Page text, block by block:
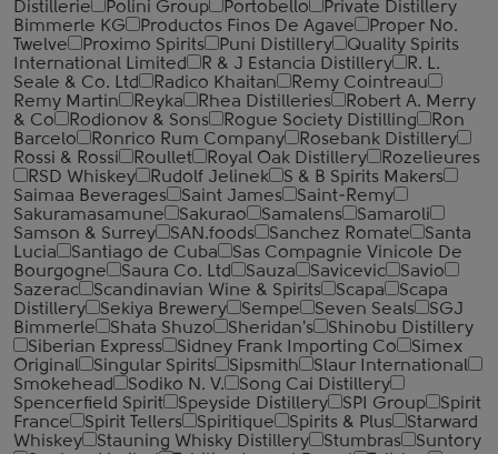
Distillerie
Polini Group Portobello
Private Distillery
Bimmerle KG
Productos Finos De Agave
Proper No.
Twelve
Proximo Spirits Puni Distillery
Quality Spirits
International Limited
R & J Estancia Distillery
R. L.
Seale & Co. Ltd
Radico Khaitan
Remy Cointreau
Remy Martin
Reyka Rhea Distilleries
Robert A. Merry
& Co
Rodionov & Sons Rogue Society Distilling
Ron
Barcelo
Ronrico Rum Company
Rosebank Distillery
Rossi & Rossi
Roullet Royal Oak Distillery
Rozelieures
RSD Whiskey
Rudolf Jelinek
S & B Spirits Makers
Saimaa Beverages
Saint James
Saint-Remy
Sakuramasamune
Sakurao Samalens
Samaroli
Samson & Surrey
SAN.foods Sanchez Romate
Santa
Lucia
Santiago de Cuba
Sas Compagnie Vinicole De
Bourgogne
Saura Co. Ltd Sauza Savicevic
Savio
Sazerac
Scandinavian Wine & Spirits Scapa
Scapa
Distillery
Sekiya Brewery Sempe Seven Seals
SGJ
Bimmerle
Shata Shuzo Sheridan's
Shinobu Distillery
Siberian Express
Sidney Frank Importing Co
Simex
Original
Singular Spirits Sipsmith
Slaur International
Smokehead
Sodiko N. V.
Song Cai Distillery
Spencerfield Spirit
Speyside Distillery SPI Group
Spirit
France
Spirit Tellers Spiritique Spirits & Plus
Starward
Whiskey
Stauning Whisky Distillery Stumbras
Suntory